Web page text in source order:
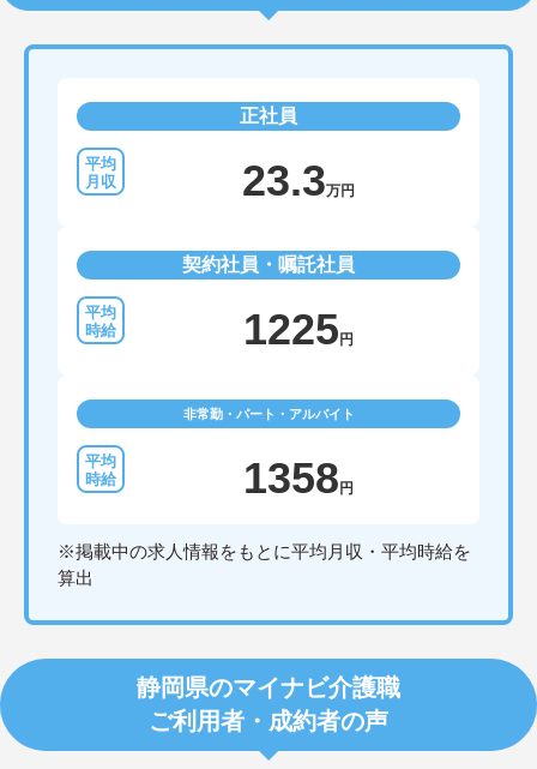
正社員
23.3万円
契約社員・嘱託社員
1225 円
非常勤・パート・アルバイト
1358 円
※掲載中の求人情報をもとに平均月収・平均時給を
算出
静岡県のマイナビ介護職
ご利用者・成約者の声